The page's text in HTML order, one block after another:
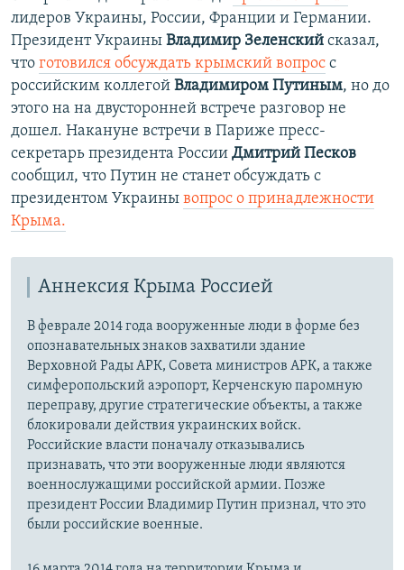
лидеров Украины, России, Франции и Германии.
Президент Украины Владимир Зеленский сказал,
что готовился обсуждать крымский вопрос с
российским коллегой Владимиром Путиным, но до
этого на на двусторонней встрече разговор не
дошел. Накануне встречи в Париже пресс-
секретарь президента России Дмитрий Песков
сообщил, что Путин не станет обсуждать с
президентом Украины вопрос о принадлежности
Крыма.
Аннексия Крыма Россией
В феврале 2014 года вооруженные люди в форме без
опознавательных знаков захватили здание
Верховной Рады АРК, Совета министров АРК, а также
симферопольский аэропорт, Керченскую паромную
переправу, другие стратегические объекты, а также
блокировали действия украинских войск.
Российские власти поначалу отказывались
признавать, что эти вооруженные люди являются
военнослужащими российской армии. Позже
президент России Владимир Путин признал, что это
были российские военные.